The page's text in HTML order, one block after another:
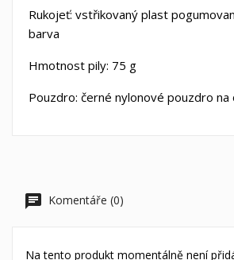
Rukojeť: vstřikovaný plast
barva
Hmotnost pily: 75 g
Pouzdro: černé nylonové pouzdro na
Komentáře (0)
Na tento produkt momentálně není